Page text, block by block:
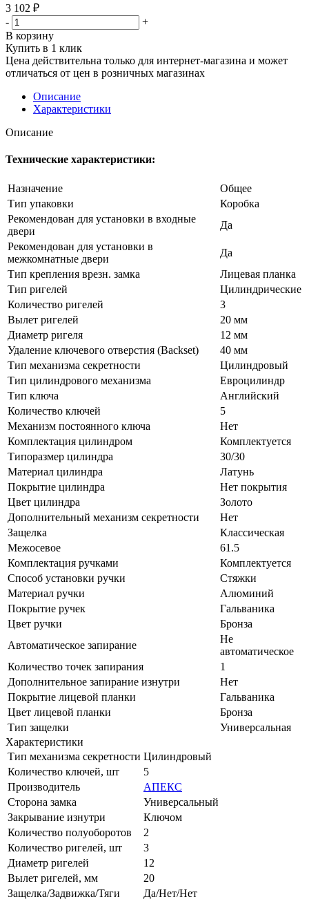
3 102 ₽
-
+
В корзину
Купить в 1 клик
Цена действительна только для интернет-магазина и может
отличаться от цен в розничных магазинах
Описание
Характеристики
Описание
Технические характеристики:
Назначение
Общее
Тип упаковки
Коробка
Рекомендован для установки в входные
двери
Да
Рекомендован для установки в
межкомнатные двери
Да
Тип крепления врезн. замка
Лицевая планка
Тип ригелей
Цилиндрические
Количество ригелей
3
Вылет ригелей
20 мм
Диаметр ригеля
12 мм
Удаление ключевого отверстия (Backset)
40 мм
Тип механизма секретности
Цилиндровый
Тип цилиндрового механизма
Евроцилиндр
Тип ключа
Английский
Количество ключей
5
Механизм постоянного ключа
Нет
Комплектация цилиндром
Комплектуется
Типоразмер цилиндра
30/30
Материал цилиндра
Латунь
Покрытие цилиндра
Нет покрытия
Цвет цилиндра
Золото
Дополнительный механизм секретности
Нет
Защелка
Классическая
Межосевое
61.5
Комплектация ручками
Комплектуется
Способ установки ручки
Стяжки
Материал ручки
Алюминий
Покрытие ручек
Гальваника
Цвет ручки
Бронза
Автоматическое запирание
Не
автоматическое
Количество точек запирания
1
Дополнительное запирание изнутри
Нет
Покрытие лицевой планки
Гальваника
Цвет лицевой планки
Бронза
Тип защелки
Универсальная
Характеристики
Тип механизма секретности Цилиндровый
Количество ключей, шт
5
Производитель
АПЕКС
Сторона замка
Универсальный
Закрывание изнутри
Ключом
Количество полуоборотов
2
Количество ригелей, шт
3
Диаметр ригелей
12
Вылет ригелей, мм
20
Защелка/Задвижка/Тяги
Да/Нет/Нет